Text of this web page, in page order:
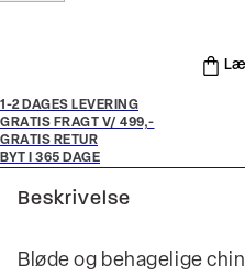
1-2 DAGES LEVERING
GRATIS FRAGT V/ 499,-
GRATIS RETUR
BYT I 365 DAGE
Beskrivelse
Bløde og behagelige